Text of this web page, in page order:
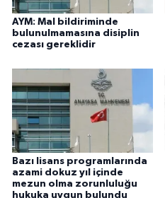
AYM: Mal bildiriminde
bulunulmamasına disiplin
cezası gereklidir
Bazı lisans programlarında
azami dokuz yıl içinde
mezun olma zorunluluğu
hukuka uygun bulundu